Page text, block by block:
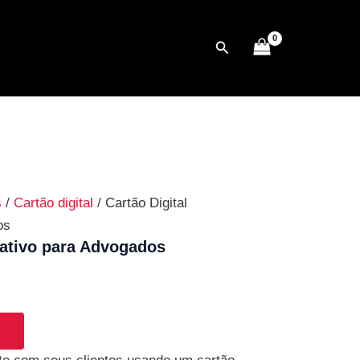
Pesquisar
/ Cartão digital / Cartão Digital
para Advogados